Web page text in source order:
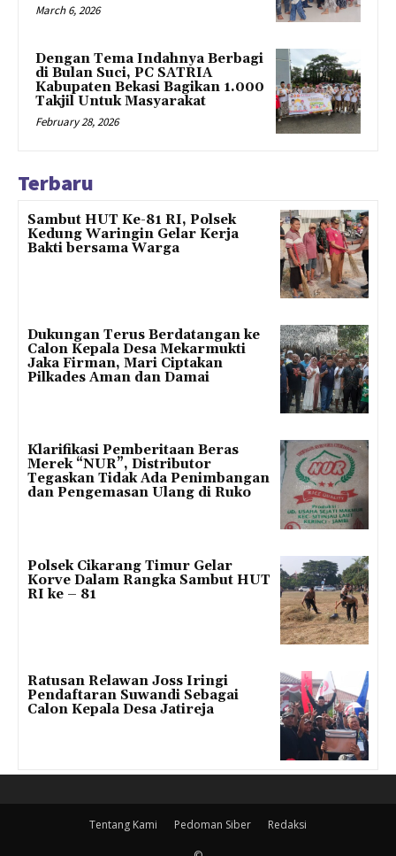
March 6, 2026
Dengan Tema Indahnya Berbagi
di Bulan Suci, PC SATRIA
Kabupaten Bekasi Bagikan 1.000
Takjil Untuk Masyarakat
February 28, 2026
Terbaru
Sambut HUT Ke-81 RI, Polsek
Kedung Waringin Gelar Kerja
Bakti bersama Warga
Dukungan Terus Berdatangan ke
Calon Kepala Desa Mekarmukti
Jaka Firman, Mari Ciptakan
Pilkades Aman dan Damai
Klarifikasi Pemberitaan Beras
Merek “NUR”, Distributor
Tegaskan Tidak Ada Penimbangan
dan Pengemasan Ulang di Ruko
Polsek Cikarang Timur Gelar
Korve Dalam Rangka Sambut HUT
RI ke – 81
Ratusan Relawan Joss Iringi
Pendaftaran Suwandi Sebagai
Calon Kepala Desa Jatireja
Tentang Kami Pedoman Siber Redaksi